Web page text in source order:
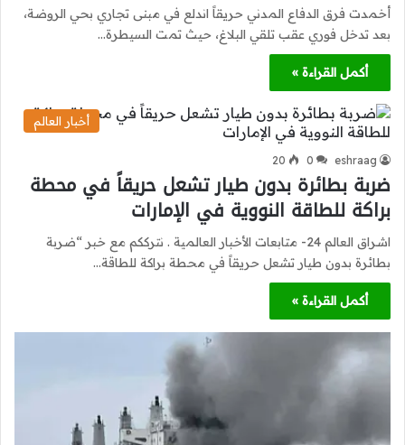
أخمدت فرق الدفاع المدني حريقاً اندلع في مبنى تجاري بحي الروضة،
بعد تدخل فوري عقب تلقي البلاغ، حيث تمت السيطرة…
أكمل القراءة »
أخبار العالم
eshraag
0
20
ضربة بطائرة بدون طيار تشعل حريقاً في محطة
براكة للطاقة النووية في الإمارات
اشراق العالم 24- متابعات الأخبار العالمية . نترككم مع خبر “ضربة
بطائرة بدون طيار تشعل حريقاً في محطة براكة للطاقة…
أكمل القراءة »